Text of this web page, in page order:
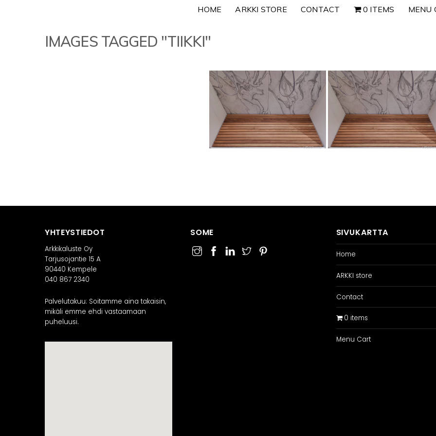
HOME ARKKI STORE CONTACT 0 ITEMS MENU
IMAGES TAGGED "TIIKKI"
YHTEYSTIEDOT
Arkkikaluste Oy
Tarjusojantie 15 A
90440 Kempele
040 867 2340
Palvelutakuu: Soitamme aina takaisin,
mikäli emme ehdi vastaamaan
puheluusi.
SOME SIVUKARTTA
Home
ARKKI store
Contact
0 items
Menu Cart